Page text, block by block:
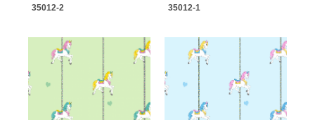
35012-2 35012-1